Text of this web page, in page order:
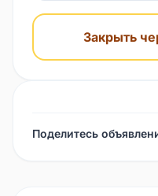
Закрыть
Поделитесь